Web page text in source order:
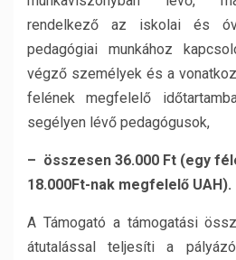
rendelkező az iskolai és
pedagógiai munkához
végző személyek és a
felének megfelelő
segélyen lévő pedagógusok,
– összesen 36.000 Ft (egy
18.000Ft-nak megfelelő UAH).
A Támogató a támogatási
átutalással teljesíti a